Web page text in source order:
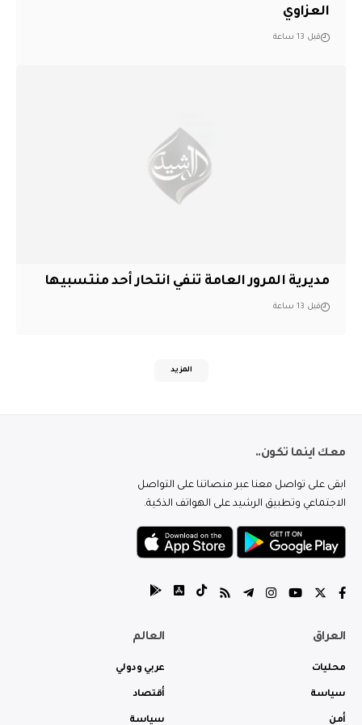
العزاوي
قبل 13 ساعة
مديرية المرور العامة تنفي انتحار أحد منتسبيها
قبل 13 ساعة
المزيد
معك اينما تكون..
ابقى على تواصل معنا عبر منصاتنا على التواصل
الاجتماعي وتطبيق الرشيد على الهواتف الذكية.
العراق
محليات
سياسة
أمن
العالم
عربي ودولي
أقتصاد
سياسة